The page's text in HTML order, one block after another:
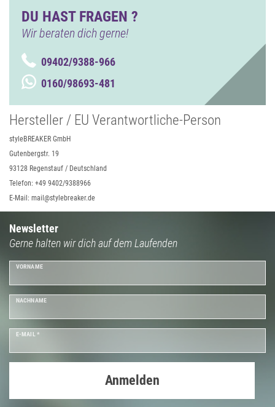
DU HAST FRAGEN ?
Wir beraten dich gerne!
09402/9388-966
0160/98693-481
Hersteller / EU Verantwortliche-Person
styleBREAKER GmbH
Gutenbergstr. 19
93128 Regenstauf / Deutschland
Telefon: +49 9402/9388966
E-Mail: mail@stylebreaker.de
Newsletter
Gerne halten wir dich auf dem Laufenden
VORNAME
NACHNAME
E-MAIL *
Anmelden